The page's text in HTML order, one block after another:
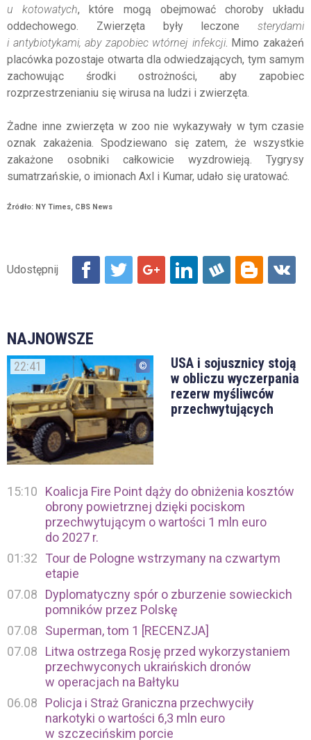
u kotowatych, które mogą obejmować choroby układu
oddechowego. Zwierzęta były leczone sterydami
i antybiotykami, aby zapobiec wtórnej infekcji. Mimo zakażeń
placówka pozostaje otwarta dla odwiedzających, tym samym
zachowując środki ostrożności, aby zapobiec
rozprzestrzenianiu się wirusa na ludzi i zwierzęta.
Żadne inne zwierzęta w zoo nie wykazywały w tym czasie
oznak zakażenia. Spodziewano się zatem, że wszystkie
zakażone osobniki całkowicie wyzdrowieją. Tygrysy
sumatrzańskie, o imionach Axl i Kumar, udało się uratować.
Źródło: NY Times, CBS News
NAJNOWSZE
22:41
USA i sojusznicy stoją
w obliczu wyczerpania
rezerw myśliwców
przechwytujących
15:10
Koalicja Fire Point dąży do obniżenia kosztów
obrony powietrznej dzięki pociskom
przechwytującym o wartości 1 mln euro
do 2027 r.
01:32
Tour de Pologne wstrzymany na czwartym
etapie
07.08
Dyplomatyczny spór o zburzenie sowieckich
pomników przez Polskę
07.08
Superman, tom 1 [RECENZJA]
07.08
Litwa ostrzega Rosję przed wykorzystaniem
przechwyconych ukraińskich dronów
w operacjach na Bałtyku
06.08
Policja i Straż Graniczna przechwyciły
narkotyki o wartości 6,3 mln euro
w szczecińskim porcie